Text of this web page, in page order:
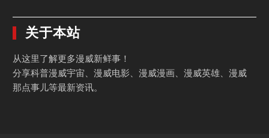
关于本站
从这里了解更多漫威新鲜事！
分享科普漫威宇宙、漫威电影、漫威漫画、漫威英雄、漫威
那点事儿等最新资讯。